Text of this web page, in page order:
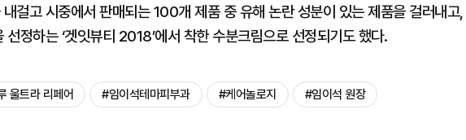
내걸고 시중에서 판매되는 100개 제품 중 유해 논란 성분이 있는 제품을 걸러내고,
정하는 ‘겟잇뷰티 2018’에서 착한 수분크림으로 선정되기도 했다.
울트라 리페어 #임이석테마피부과 #케어놀로지 #임이석 원장